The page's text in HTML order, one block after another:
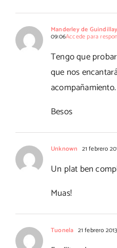
Manderley de
09:06Accede para
Tengo que
que nos
acompañamiento.
Besos
Unknown 21 febrero
Un plat ben
Muas!
Tuonela 21 febrero